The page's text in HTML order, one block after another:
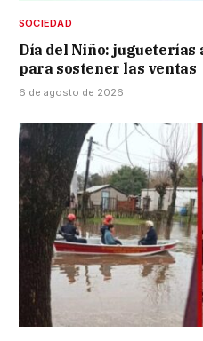
SOCIEDAD
Día del Niño: jugueterías
para sostener las ventas
6 de agosto de 2026